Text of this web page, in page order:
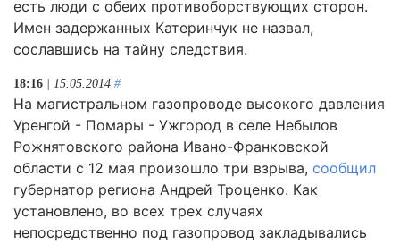
есть люди с обеих противоборствующих сторон.
Имен задержанных Катеринчук не назвал,
сославшись на тайну следствия.
18:16 | 15.05.2014 #
На магистральном газопроводе высокого давления
Уренгой - Помары - Ужгород в селе Небылов
Рожнятовского района Ивано-Франковской
области с 12 мая произошло три взрыва, сообщил
губернатор региона Андрей Троценко. Как
установлено, во всех трех случаях
непосредственно под газопровод закладывались